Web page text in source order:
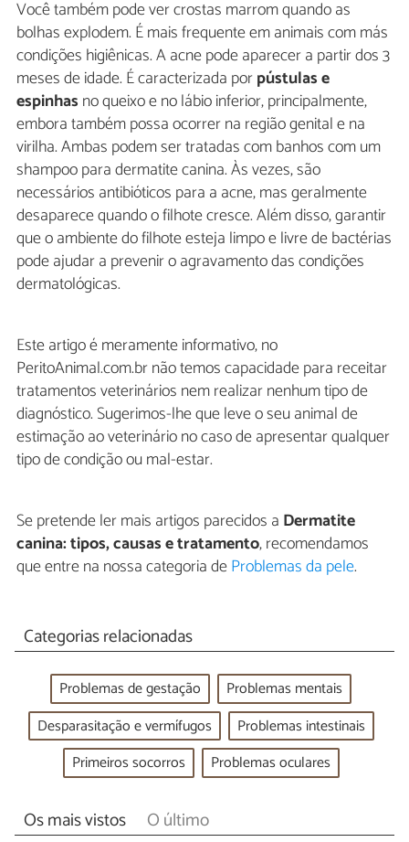
Você também pode ver crostas marrom quando as
bolhas explodem. É mais frequente em animais com más
condições higiênicas. A acne pode aparecer a partir dos 3
meses de idade. É caracterizada porpústulas e
espinhas no queixo e no lábio inferior, principalmente,
embora também possa ocorrer na região genital e na
virilha. Ambas podem ser tratadas com banhos com um
shampoo para dermatite canina. Às vezes, são
necessários antibióticos para a acne, mas geralmente
desaparece quando o filhote cresce. Além disso, garantir
que o ambiente do filhote esteja limpo e livre de bactérias
pode ajudar a prevenir o agravamento das condições
dermatológicas.
Este artigo é meramente informativo, no
PeritoAnimal.com.br não temos capacidade para receitar
tratamentos veterinários nem realizar nenhum tipo de
diagnóstico. Sugerimos-lhe que leve o seu animal de
estimação ao veterinário no caso de apresentar qualquer
tipo de condição ou mal-estar.
Se pretende ler mais artigos parecidos a Dermatite
canina: tipos, causas e tratamento, recomendamos
que entre na nossa categoria deProblemas da pele.
Categorias relacionadas
Problemas de gestação
Problemas mentais
Desparasitação e vermífugos
Problemas intestinais
Primeiros socorros
Problemas oculares
Os mais vistos O último